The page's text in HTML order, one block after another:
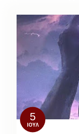
5
ΙΟΎΛ